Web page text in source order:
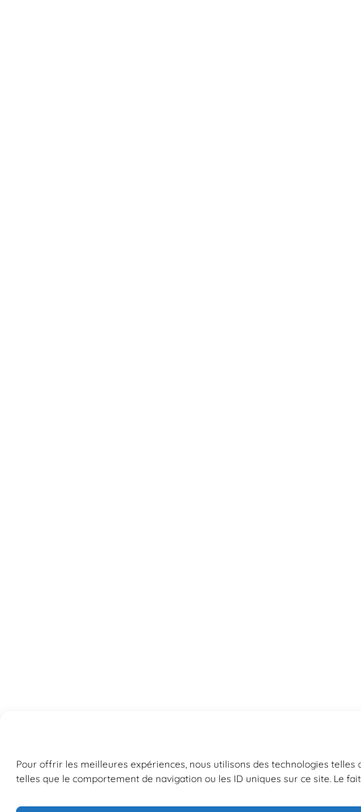
Pour offrir les meilleures expériences, nous utilisons des technologies
telles que le comportement de navigation ou les ID uniques sur ce site. Le